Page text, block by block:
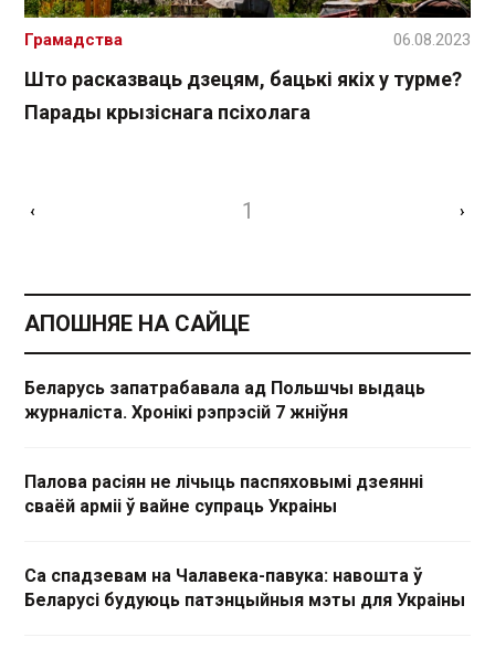
Што расказваць дзецям, бацькі якіх у турме?
Парады крызіснага псіхолага
Грамадства 06.08.2023
‹ 1 ›
АПОШНЯЕ НА САЙЦЕ
Беларусь запатрабавала ад Польшчы выдаць
журналіста. Хронікі рэпрэсій 7 жніўня
Палова расіян не лічыць паспяховымі дзеянні
сваёй арміі ў вайне супраць Украіны
Са спадзевам на Чалавека-павука: навошта ў
Беларусі будуюць патэнцыйныя мэты для Украіны